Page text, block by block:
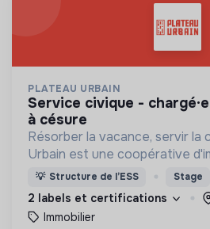
PLATEAU URBAIN
service civique - chargé·e de vie étudiante
à césure
Résorber la vacance, servir la
Urbain est une coopérative
spécialisée dans le montage et
d'occupations temporaires de
💡 Structure de l’ESS Stage
2 labels et certifications
Immobilier